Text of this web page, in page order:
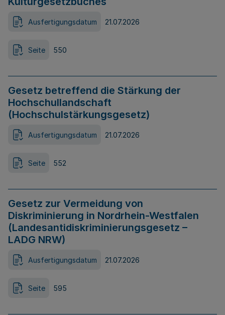
Ausfertigungsdatum 21.07.2026
Seite 550
Gesetz betreffend die Stärkung der
Hochschullandschaft
(Hochschulstärkungsgesetz)
Ausfertigungsdatum 21.07.2026
Seite 552
Gesetz zur Vermeidung von
Diskriminierung in Nordrhein-Westfalen
(Landesantidiskriminierungsgesetz –
LADG NRW)
Ausfertigungsdatum 21.07.2026
Seite 595